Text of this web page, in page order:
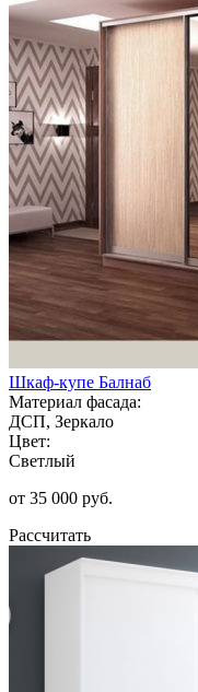
Шкаф-купе Балнаб
Материал фасада:
ДСП, Зеркало
Цвет:
Светлый
от 35 000 руб.
Рассчитать